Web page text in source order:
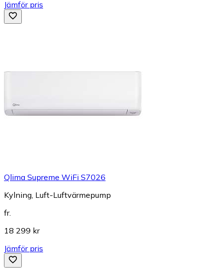
Jämför pris
Qlima Supreme WiFi S7026
Kylning, Luft-Luftvärmepump
fr.
18 299 kr
Jämför pris